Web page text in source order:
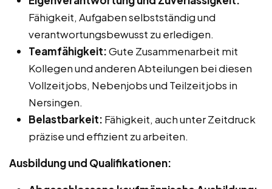
Fähigkeit, Aufgaben selbstständig und
verantwortungsbewusst zu erledigen.
Teamfähigkeit:Gute Zusammenarbeit mit
Kollegen und anderen Abteilungen bei diesen
Vollzeitjobs, Nebenjobs und Teilzeitjobs in
Nersingen.
Belastbarkeit: Fähigkeit, auch unter Zeitdruck
präzise und effizient zu arbeiten.
Ausbildung und Qualifikationen: